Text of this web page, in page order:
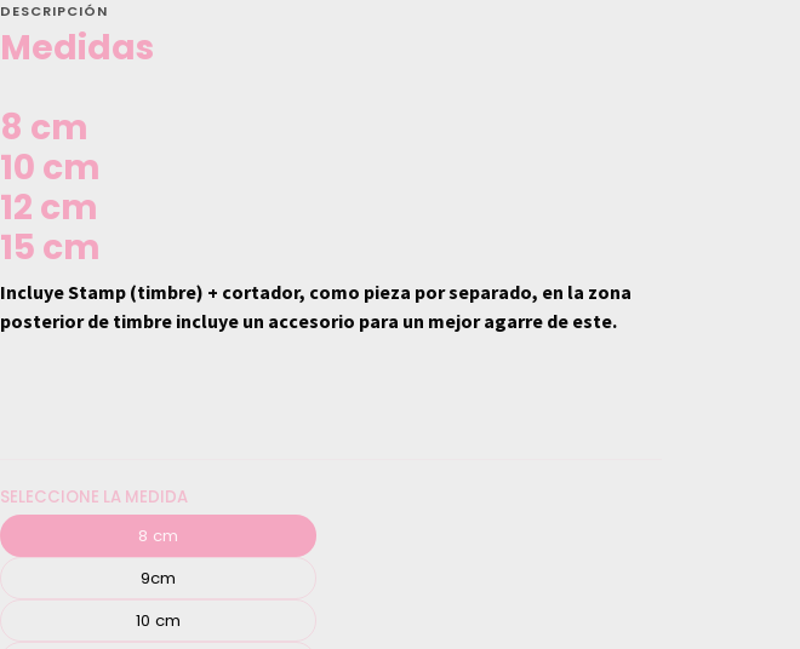
DESCRIPCIÓN
Medidas
8 cm
10 cm
12 cm
15 cm
Incluye Stamp (timbre) + cortador, como pieza por separado, en la zona
posterior de timbre incluye un accesorio para un mejor agarre de este.
SELECCIONE LA MEDIDA
8 cm
9cm
10 cm